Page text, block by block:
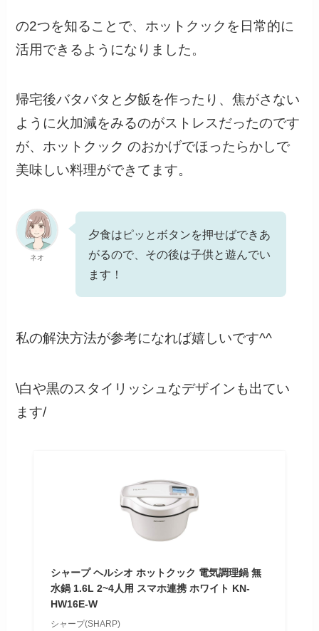
の2つを知ることで、ホットクックを日常的に
活用できるようになりました。
帰宅後バタバタと夕飯を作ったり、焦がさない
ように火加減をみるのがストレスだったのです
が、ホットクック のおかげでほったらかしで
美味しい料理ができてます。
ネオ
夕食はピッとボタンを押せばできあ
がるので、その後は子供と遊んでい
ます！
私の解決方法が参考になれば嬉しいです^^
\白や黒のスタイリッシュなデザインも出てい
ます/
シャープ ヘルシオ ホットクック 電気調理鍋 無
水鍋 1.6L 2~4人用 スマホ連携 ホワイト KN-
HW16E-W
シャープ(SHARP)